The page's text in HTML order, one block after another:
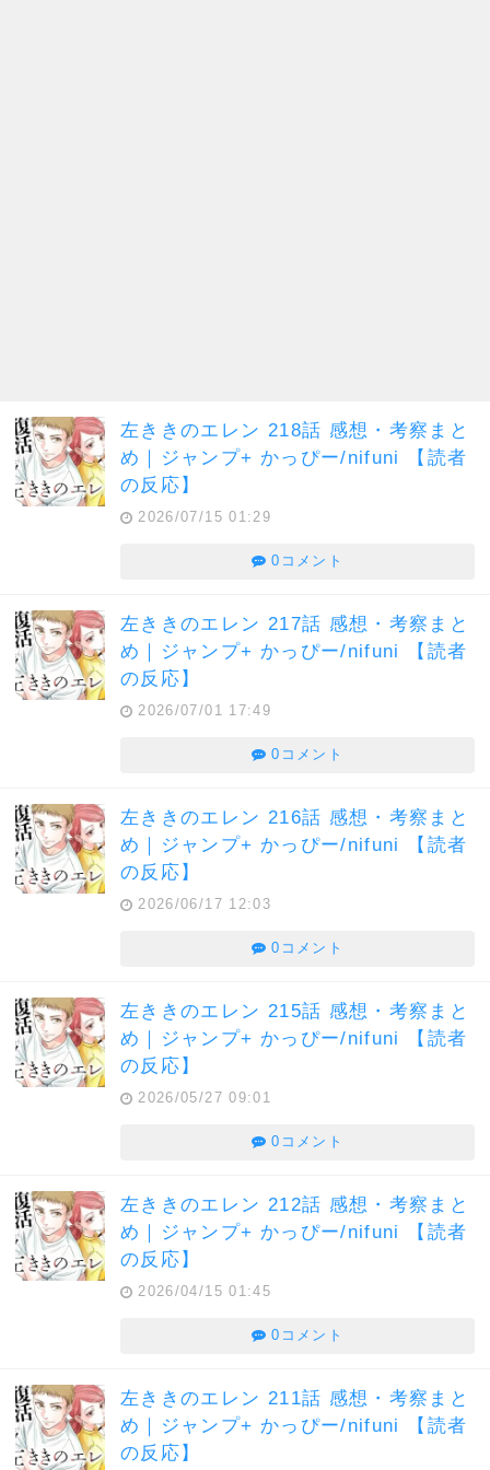
左ききのエレン 218話 感想・考察まと
め｜ジャンプ+ かっぴー/nifuni 【読者
の反応】
2026/07/15 01:29
0コメント
左ききのエレン 217話 感想・考察まと
め｜ジャンプ+ かっぴー/nifuni 【読者
の反応】
2026/07/01 17:49
0コメント
左ききのエレン 216話 感想・考察まと
め｜ジャンプ+ かっぴー/nifuni 【読者
の反応】
2026/06/17 12:03
0コメント
左ききのエレン 215話 感想・考察まと
め｜ジャンプ+ かっぴー/nifuni 【読者
の反応】
2026/05/27 09:01
0コメント
左ききのエレン 212話 感想・考察まと
め｜ジャンプ+ かっぴー/nifuni 【読者
の反応】
2026/04/15 01:45
0コメント
左ききのエレン 211話 感想・考察まと
め｜ジャンプ+ かっぴー/nifuni 【読者
の反応】